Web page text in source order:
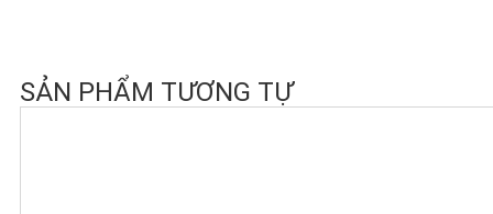
SẢN PHẨM TƯƠNG TỰ